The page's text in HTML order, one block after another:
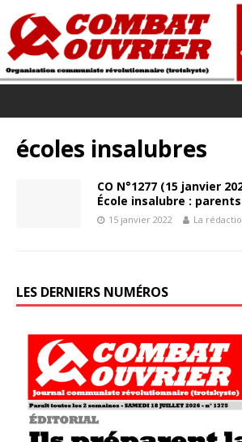
écoles insalubres
CO N°1277 (15 janvier
École insalubre :
15 janvier 2022 La
LES DERNIERS NUMÉROS